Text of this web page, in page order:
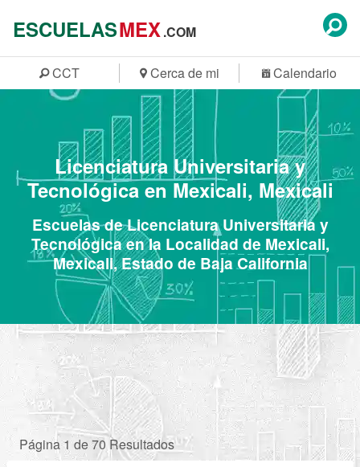
ESCUELASMEX.COM
CCT Cerca de mi Calendario
Licenciatura Universitaria y
Tecnológica en Mexicali, Mexicali
Escuelas de Licenciatura Universitaria y
Tecnológica en la Localidad de Mexicali,
Mexicali, Estado de Baja California
Página 1 de 70 Resultados